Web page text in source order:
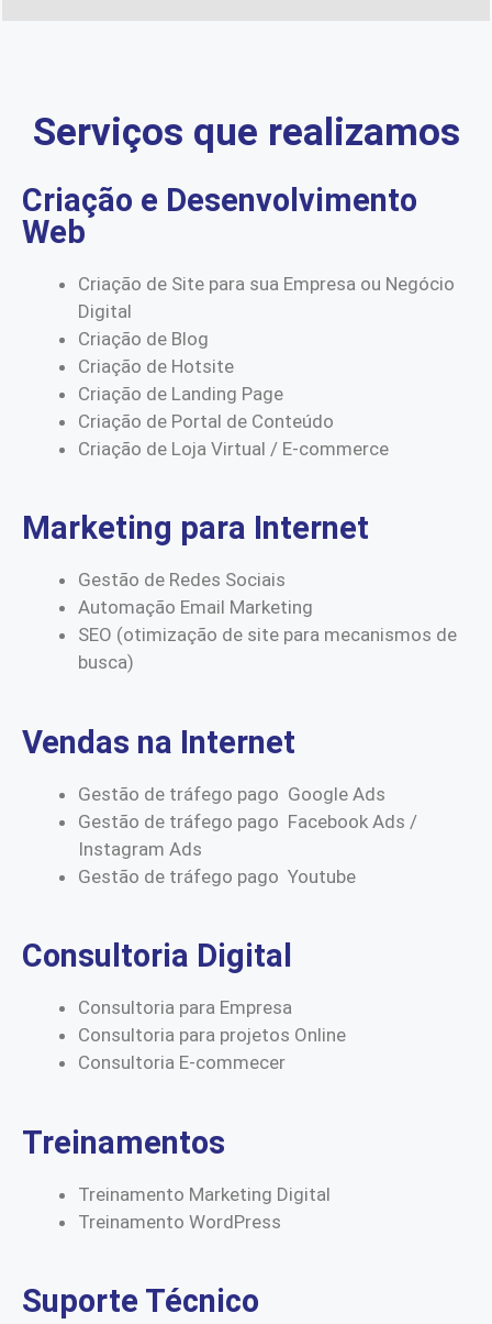
Serviços que realizamos
Criação e Desenvolvimento
Web
Criação de Site para sua Empresa ou Negócio
Digital
Criação de Blog
Criação de Hotsite
Criação de Landing Page
Criação de Portal de Conteúdo
Criação de Loja Virtual / E-commerce
Marketing para Internet
Gestão de Redes Sociais
Automação Email Marketing
SEO (otimização de site para mecanismos de
busca)
Vendas na Internet
Gestão de tráfego pago Google Ads
Gestão de tráfego pago Facebook Ads /
Instagram Ads
Gestão de tráfego pago Youtube
Consultoria Digital
Consultoria para Empresa
Consultoria para projetos Online
Consultoria E-commecer
Treinamentos
Treinamento Marketing Digital
Treinamento WordPress
Suporte Técnico